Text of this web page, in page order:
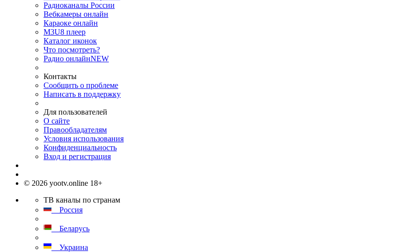
Радиоканалы России
Вебкамеры онлайн
Караоке онлайн
M3U8 плеер
Каталог иконок
Что посмотреть?
Радио онлайнNEW
Контакты
Сообщить о проблеме
Написать в поддержку
Для пользователей
О сайте
Правообладателям
Условия использования
Конфиденциальность
Вход и регистрация
© 2026 yootv.online 18+
ТВ каналы по странам
Россия
Беларусь
Украина